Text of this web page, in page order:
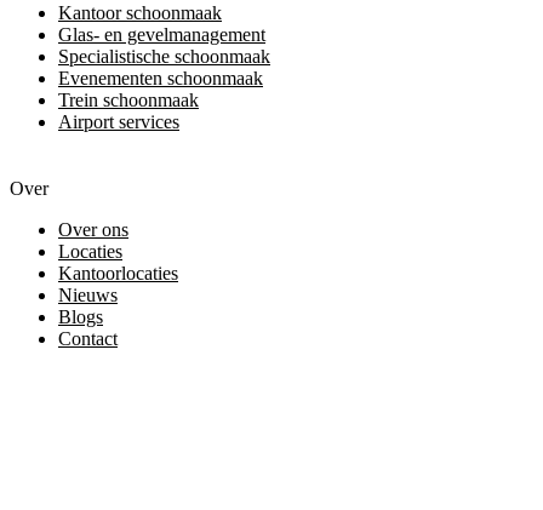
Kantoor schoonmaak
Glas- en gevelmanagement
Specialistische schoonmaak
Evenementen schoonmaak
Trein schoonmaak
Airport services
Over
Over ons
Locaties
Kantoorlocaties
Nieuws
Blogs
Contact